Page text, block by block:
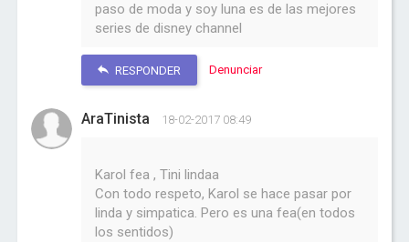
paso de moda y soy luna es de las mejores
series de disney channel
RESPONDER Denunciar
AraTinista 18-02-2017 08:49
Karol fea , Tini lindaa
Con todo respeto, Karol se hace pasar por
linda y simpatica. Pero es una fea(en todos
los sentidos)